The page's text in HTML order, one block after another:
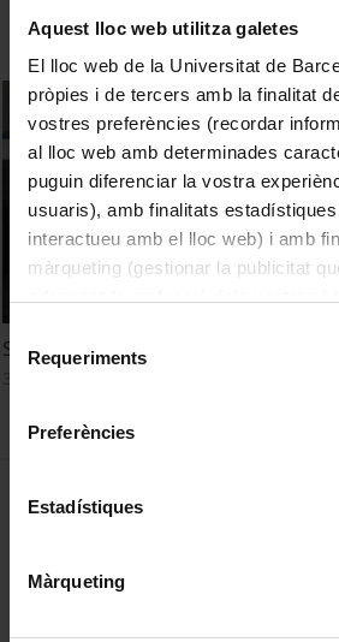
Aquest lloc web utilitza galetes
El lloc web de la Universitat de
pròpies i de tercers amb la finalitat
vostres preferències (recordar
al lloc web amb determinades
puguin diferenciar la vostra
usuaris), amb finalitats
interactueu amb el lloc web) i amb
màrqueting (gestionar la publicitat
consultar laPolítica de galetes del
de Requeriments
Preferències
Estadístiques
Màrqueting
Sigues actiu per tenir una bona